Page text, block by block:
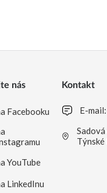
nás
Facebooku
YouTube
LinkedInu
Kontakt
E-
Týnské